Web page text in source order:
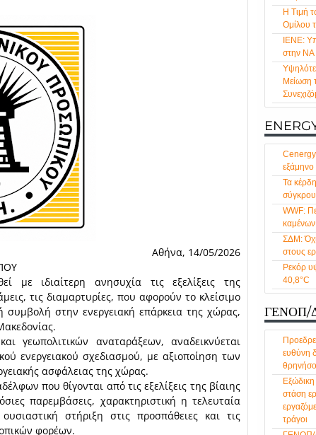
Αθήνα, 14/05/2026
με ιδιαίτερη ανησυχία τις εξελίξεις της
τις διαμαρτυρίες, που αφορούν το κλείσιμο
στην ενεργειακή επάρκεια της χώρας,
γεωπολιτικών αναταράξεων, αναδεικνύεται
ενεργειακού σχεδιασμού, με αξιοποίηση των
ασφάλειας της χώρας.
που θίγονται από τις εξελίξεις της βίαιης
παρεμβάσεις, χαρακτηριστική η τελευταία
στήριξη στις προσπάθειες και τις
φορέων.
Η Τιμή
Ομίλου
ΙΕΝΕ:
στην
Μείωση
εξάμηνο
Τα
WWF:
καμένων
ΣΔΜ:
στους
Ρεκόρ
40,8°C
ΓΕΝΟΠ/
ευθύνη
στάση
τράγοι